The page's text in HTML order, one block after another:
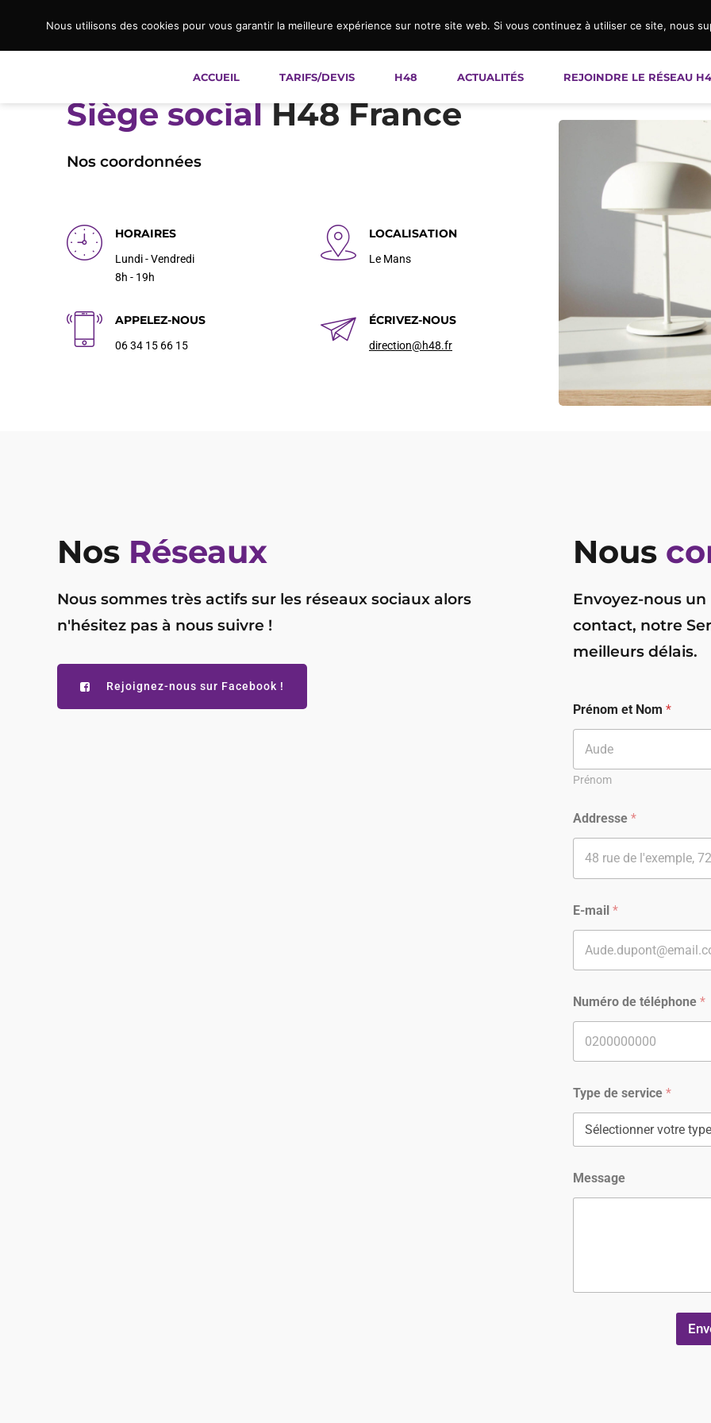
ACCUEIL TARIFS/DEVIS H48 ACTUALITÉS REJOINDRE LE RÉSEAU
Siège social H48 France
Nos coordonnées
HORAIRES
Lundi - Vendredi
8h - 19h
LOCALISATION
Le Mans
APPELEZ-NOUS
06 34 15 66 15
ÉCRIVEZ-NOUS
direction@h48.fr
Nos Réseaux
Nous sommes très actifs sur les réseaux sociaux alors
n'hésitez pas à nous suivre !
Rejoignez-nous sur Facebook !
Nous
Envoyez-nous
contact, notre
meilleurs délais.
Prénom et Nom *
Prénom
Addresse *
E-mail *
Numéro de téléphone *
Type de service *
Message
Nous utilisons des cookies pour vous garantir la meilleure expérience sur notre site web. Si vous continuez à utiliser ce site, nous